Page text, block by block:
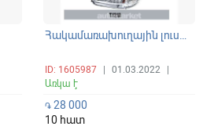
Հակամառախուղային լուսարձակ
ID: 1605987 01.03.2022
Առկա է
֏28 000
10 հատ